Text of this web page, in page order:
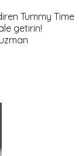
Tummy Time
getirin!